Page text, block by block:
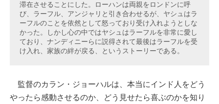
滞在させることにした。ローハンは両親をロンドンに呼
び、ラーフル、アンジャリと引き合わせるが、ヤシュはラ
ーフルのことを依然として怒っており受け入れようとしな
かった。しかし心の中ではヤシュはラーフルを非常に愛し
ており、ナンディニーらに説得されて最後はラーフルを受
け入れ、家族の絆が戻る、というストーリーである。
監督のカラン・ジョーハルは、本当にインド人をどう
やったら感動させるのか、どう見せたら喜ぶのかを知り